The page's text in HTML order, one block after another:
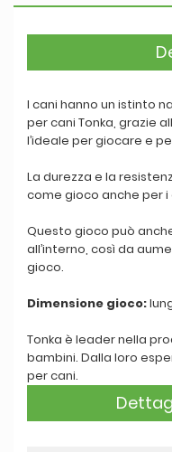
I cani hanno un istinto
per cani Tonka, grazie
l’ideale per giocare e
La durezza e la
come gioco anche per
Questo gioco può
all’interno, così da
gioco.
Dimensione gioco:
Tonka è leader nella
bambini. Dalla loro
per cani.